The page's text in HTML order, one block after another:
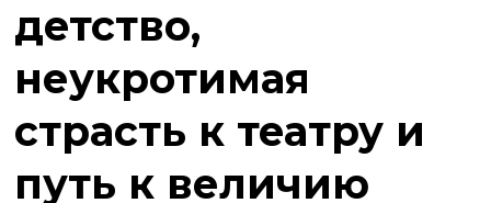
детство,
неукротимая
страсть к театру и
путь к величию